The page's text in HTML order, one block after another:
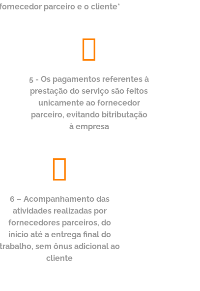
parceiro e o cliente*
5 - Os pagamentos referentes à
prestação do serviço são feitos
unicamente ao fornecedor
parceiro, evitando bitributação
à empresa
6 – Acompanhamento das
atividades realizadas por
fornecedores parceiros, do
inicio até a entrega final do
trabalho, sem ônus adicional ao
cliente